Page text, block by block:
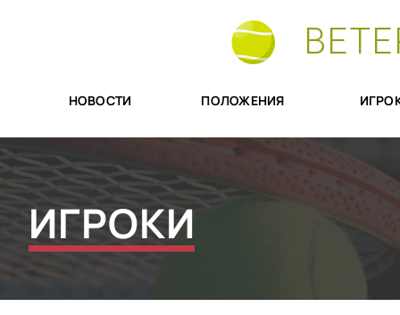
НОВОСТИ ПОЛОЖЕНИЯ
ИГРОКИ